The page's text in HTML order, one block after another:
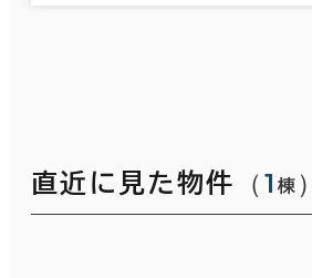
直近に見た物件 （1 棟 ）